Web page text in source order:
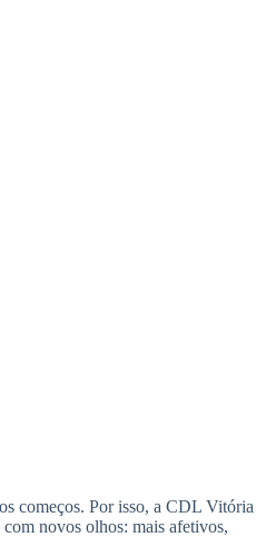
começos. Por isso, a CDL Vitória
novos olhos: mais afetivos,